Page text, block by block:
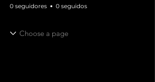
0 seguidores 0 seguidos